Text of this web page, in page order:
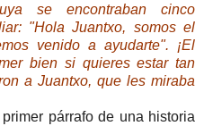
se encontraban cinco
"Hola Juantxo, somos el
venido a ayudarte". ¡El
bien si quieres estar tan
a Juantxo, que les miraba
párrafo de una historia